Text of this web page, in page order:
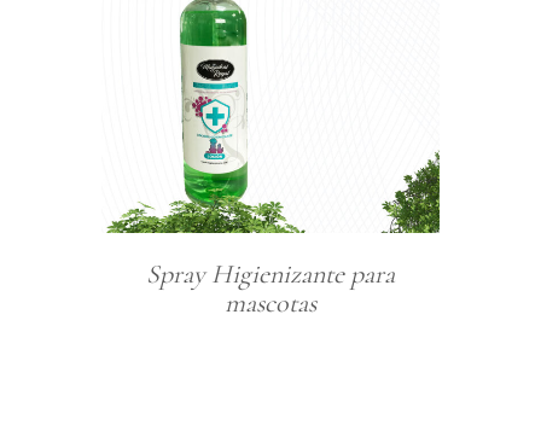
Spray Higienizante para
mascotas